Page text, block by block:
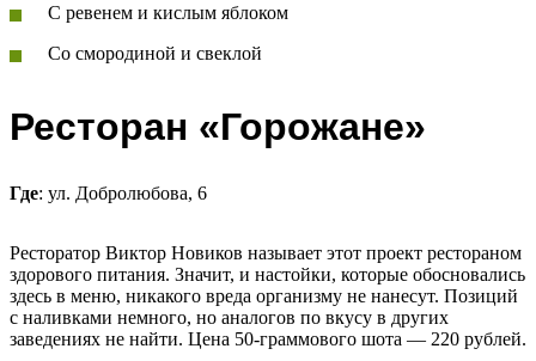
С ревенем и кислым яблоком
Со смородиной и свеклой
Ресторан «Горожане»
Где: ул. Добролюбова, 6
Ресторатор Виктор Новиков называет этот проект рестораном
здорового питания. Значит, и настойки, которые обосновались
здесь в меню, никакого вреда организму не нанесут. Позиций
с наливками немного, но аналогов по вкусу в других
заведениях не найти. Цена 50-граммового шота — 220 рублей.